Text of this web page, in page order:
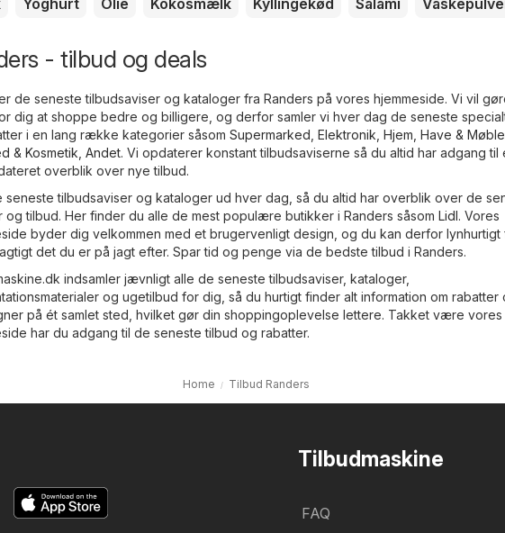
Yoghurt Olie Kokosmælk Kyllingekød Salami
- tilbud og deals
de seneste tilbudsaviser og kataloger fra Randers på vores hjemmeside. Vi vil
dig at shoppe bedre og billigere, og derfor samler vi hver dag de seneste
i en lang række kategorier såsom Supermarked, Elektronik, Hjem, Have &
& Kosmetik, Andet. Vi opdaterer konstant tilbudsaviserne så du altid har adgang til
overblik over nye tilbud.
seneste tilbudsaviser og kataloger ud hver dag, så du altid har overblik over de
og tilbud. Her finder du alle de mest populære butikker i Randers såsom Lidl. Vores
byder dig velkommen med et brugervenligt design, og du kan derfor lynhurtigt
det du er på jagt efter. Spar tid og penge via de bedste tilbud i Randers.
indsamler jævnligt alle de seneste tilbudsaviser, kataloger,
og ugetilbud for dig, så du hurtigt finder alt information om rabatter
på ét samlet sted, hvilket gør din shoppingoplevelse lettere. Takket være vores
har du adgang til de seneste tilbud og rabatter.
Home Tilbud Randers
Tilbudmaskine
FAQ